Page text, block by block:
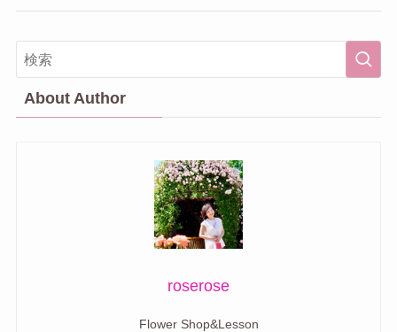
About Author
roserose
Flower Shop&Lesson